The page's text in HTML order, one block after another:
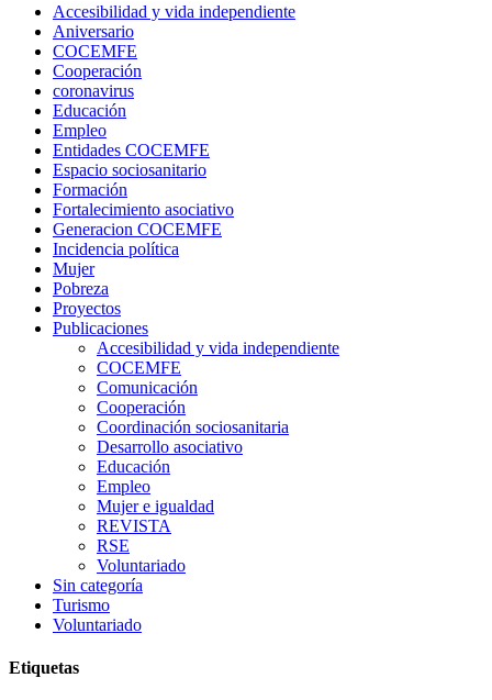
Accesibilidad y vida independiente
Aniversario
COCEMFE
Cooperación
coronavirus
Educación
Empleo
Entidades COCEMFE
Espacio sociosanitario
Formación
Fortalecimiento asociativo
Generacion COCEMFE
Incidencia política
Mujer
Pobreza
Proyectos
Publicaciones
Accesibilidad y vida independiente
COCEMFE
Comunicación
Cooperación
Coordinación sociosanitaria
Desarrollo asociativo
Educación
Empleo
Mujer e igualdad
REVISTA
RSE
Voluntariado
Sin categoría
Turismo
Voluntariado
Etiquetas